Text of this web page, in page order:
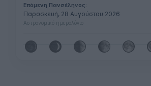
Επόμενη Πανσέληνος:
Παρασκευή, 28 Αυγούστου 2026
Αστρονομικό ημερολόγιο